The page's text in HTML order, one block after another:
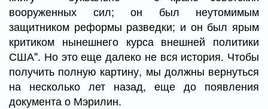
вооруженных сил; он был неутомимым
защитником реформы разведки; и он был ярым
критиком нынешнего курса внешней политики
США". Но это еще далеко не вся история. Чтобы
получить полную картину, мы должны вернуться
на несколько лет назад, еще до появления
документа о Мэрилин.